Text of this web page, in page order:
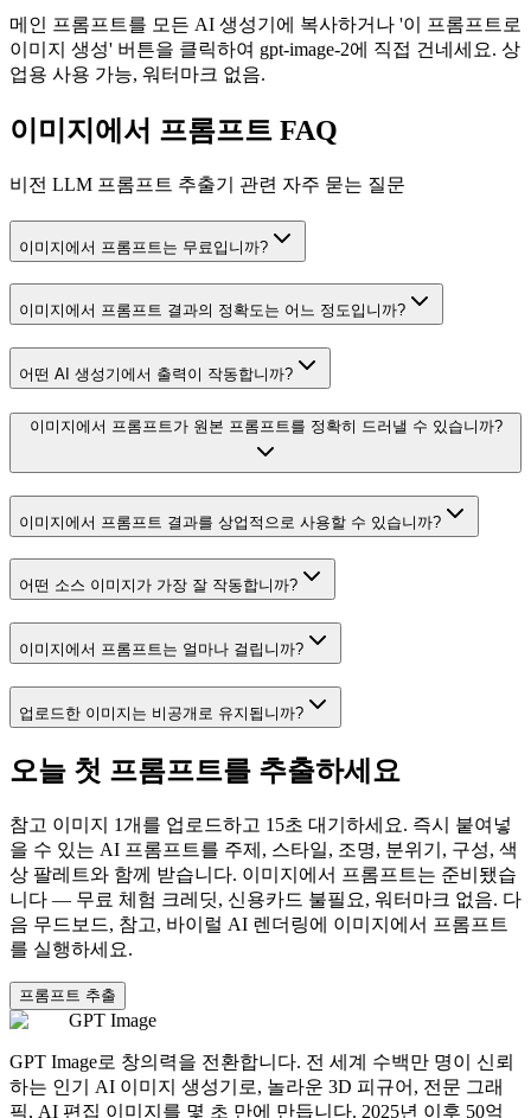
메인 프롬프트를 모든 AI 생성기에 복사하거나 '이 프롬프트로
이미지 생성' 버튼을 클릭하여 gpt-image-2에 직접 건네세요. 상
업용 사용 가능, 워터마크 없음.
이미지에서 프롬프트 FAQ
비전 LLM 프롬프트 추출기 관련 자주 묻는 질문
이미지에서 프롬프트는 무료입니까?
이미지에서 프롬프트 결과의 정확도는 어느 정도입니까?
어떤 AI 생성기에서 출력이 작동합니까?
이미지에서 프롬프트가 원본 프롬프트를 정확히 드러낼 수 있습니까?
이미지에서 프롬프트 결과를 상업적으로 사용할 수 있습니까?
어떤 소스 이미지가 가장 잘 작동합니까?
이미지에서 프롬프트는 얼마나 걸립니까?
업로드한 이미지는 비공개로 유지됩니까?
오늘 첫 프롬프트를 추출하세요
참고 이미지 1개를 업로드하고 15초 대기하세요. 즉시 붙여넣
을 수 있는 AI 프롬프트를 주제, 스타일, 조명, 분위기, 구성, 색
상 팔레트와 함께 받습니다. 이미지에서 프롬프트는 준비됐습
니다 — 무료 체험 크레딧, 신용카드 불필요, 워터마크 없음. 다
음 무드보드, 참고, 바이럴 AI 렌더링에 이미지에서 프롬프트
를 실행하세요.
프롬프트 추출
GPT Image
GPT Image로 창의력을 전환합니다. 전 세계 수백만 명이 신뢰
하는 인기 AI 이미지 생성기로, 놀라운 3D 피규어, 전문 그래
픽, AI 편집 이미지를 몇 초 만에 만듭니다. 2025년 이후 50억